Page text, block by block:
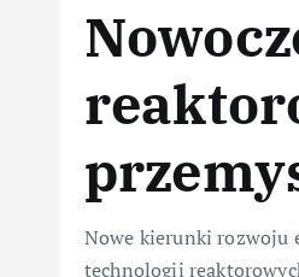
Nowe kierunki rozwoju
technologii